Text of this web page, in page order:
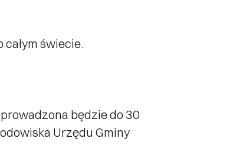
świecie.
będzie do 30
Urzędu Gminy